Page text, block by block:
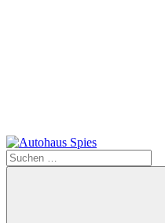
Suchen
nach: